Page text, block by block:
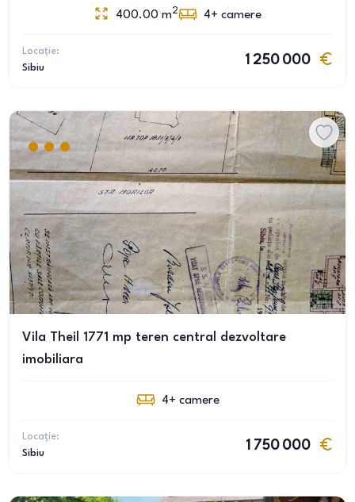
400.00 m2 4+ camere
Locație:
Sibiu
1 250 000
Vila Theil 1771 mp teren central dezvoltare
imobiliara
4+ camere
Locație:
Sibiu
1 750 000